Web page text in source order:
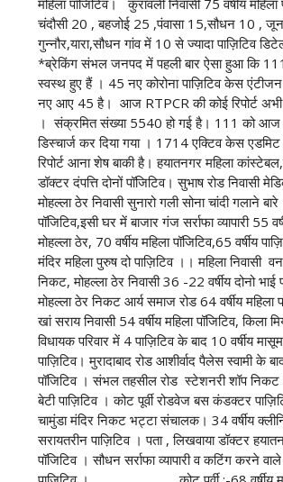
चंदौसी 20 , बहजोई 25 ,पंवासा 15,सौधन 10 ,
गुन्नौर,यारा,सौधन गांव में 10 से ज्यादा पाज़िटिव
*ब्रेकिंग संभल जनपद में पहली बार ऐसा हुआ कि
स्वस्थ हुए हैं । 45 नए कोरोना पाज़िटिव केस
नए आए 45 है। आज RTPCR की कोई रिपोर्ट
। संक्रमित संख्या 5540 हो गई है। 111 को आज
डिस्चार्ज कर दिया गया । 1714 एक्टिव केस
रिपोर्ट आना शेष बाकी है। हयातनगर महिला
डॉक्टर दंपत्ति दोनों पॉजिटिव। सुभाष रोड निवासी
मोहल्ला ठेर निवासी सुनारो गली सोना चांदी गलाने
पॉजिटिव,इसी घर में बाजार गंज सर्राफा व्यापारी 55
मोहल्ला ठेर, 70 वर्षीय महिला पॉजिटिव,65 वर्षीय
मंदिर महिला पुरुष दो पाज़िटिव ।। महिला निवासी
निकट, मोहल्ला ठेर निवासी 36 -22 वर्षीय दोनो भाई
मोहल्ला ठेर निकट आर्य समाज रोड 64 वर्षीय महिला
खां सराय निवासी 54 वर्षीय महिला पॉजिटिव, किला
विधायक परिवार में 4 पाज़िटिव के बाद 10 वर्षीय
पाज़िटिव‌। मुरादाबाद रोड आशीर्वाद पैलेस स्वामी के
पॉजिटिव । संभल तहसील रोड स्टेशनरी शॉप निकट
बेटी पाज़िटिव । कोट पूर्वी रोडवेज बस कंडक्टर
चामुंडा मंदिर निकट भट्टा संचालक। 34 वर्षीय
सरायतरीन पाज़िटिव । पता , लिखवाया डॉक्टर
पॉजिटिव । सौधन सर्राफा व्यापारी व कटिंग करने